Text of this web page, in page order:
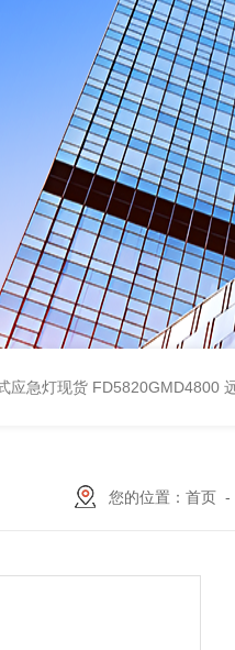
应急灯现货 FD5820GMD4800 远程方位灯价
您的位置： 首页-